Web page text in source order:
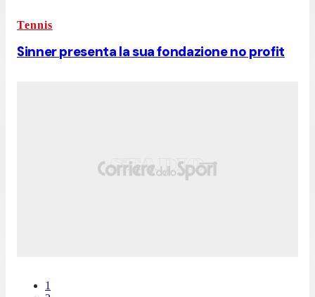
Tennis
Sinner presenta la sua fondazione no profit
1